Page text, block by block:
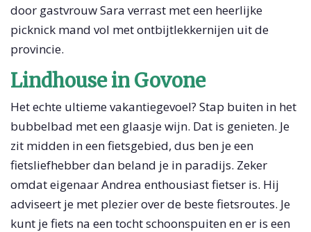
door gastvrouw Sara verrast met een heerlijke
picknick mand vol met ontbijtlekkernijen uit de
provincie.
Lindhouse in Govone
Het echte ultieme vakantiegevoel? Stap buiten in het
bubbelbad met een glaasje wijn. Dat is genieten. Je
zit midden in een fietsgebied, dus ben je een
fietsliefhebber dan beland je in paradijs. Zeker
omdat eigenaar Andrea enthousiast fietser is. Hij
adviseert je met plezier over de beste fietsroutes. Je
kunt je fiets na een tocht schoonspuiten en er is een